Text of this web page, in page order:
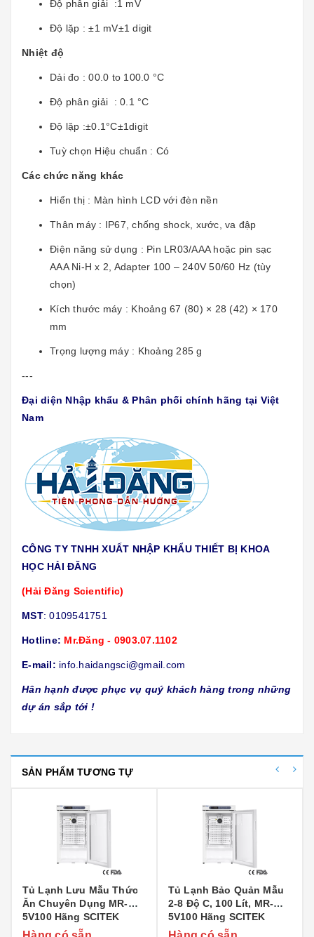
Độ phân giải :1 mV
Độ lặp : ±1 mV±1 digit
Nhiệt độ
Dải đo : 00.0 to 100.0 °C
Độ phân giải : 0.1 °C
Độ lặp :±0.1°C±1digit
Tuỳ chọn Hiệu chuẩn : Có
Các chức năng khác
Hiển thị : Màn hình LCD với đèn nền
Thân máy : IP67, chống shock, xước, va đập
Điện năng sử dụng : Pin LR03/AAA hoặc pin sạc
AAA Ni-H x 2, Adapter 100 – 240V 50/60 Hz (tùy
chọn)
Kích thước máy : Khoảng 67 (80) × 28 (42) × 170
mm
Trọng lượng máy : Khoảng 285 g
---
Đại diện Nhập khẩu & Phân phối chính hãng tại Việt
Nam
CÔNG TY TNHH XUẤT NHẬP KHẨU THIẾT BỊ KHOA
HỌC HẢI ĐĂNG
(Hải Đăng Scientific)
MST: 0109541751
Hotline: Mr.Đăng - 0903.07.1102
E-mail: info.haidangsci@gmail.com
Hân hạnh được phục vụ quý khách hàng trong những
dự án sắp tới !
SẢN PHẨM TƯƠNG TỰ
Tủ Lạnh Lưu Mẫu Thức
Ăn Chuyên Dụng MR-
5V100 Hãng SCITEK
Tủ Lạnh Bảo Quản Mẫu
2-8 Độ C, 100 Lít, MR-
5V100 Hãng SCITEK